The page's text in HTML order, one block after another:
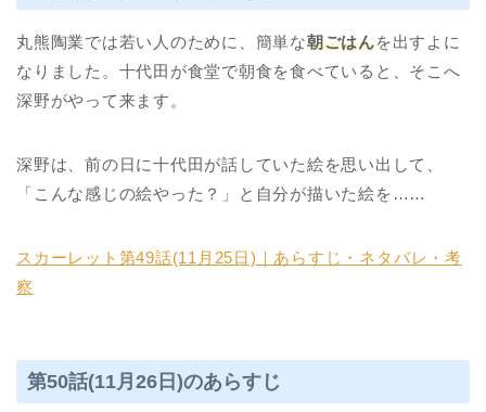
丸熊陶業では若い人のために、簡単な朝ごはんを出すよに
なりました。十代田が食堂で朝食を食べていると、そこへ
深野がやって来ます。
深野は、前の日に十代田が話していた絵を思い出して、
「こんな感じの絵やった？」と自分が描いた絵を……
スカーレット第49話(11月25日)｜あらすじ・ネタバレ・考
察
第50話(11月26日)のあらすじ